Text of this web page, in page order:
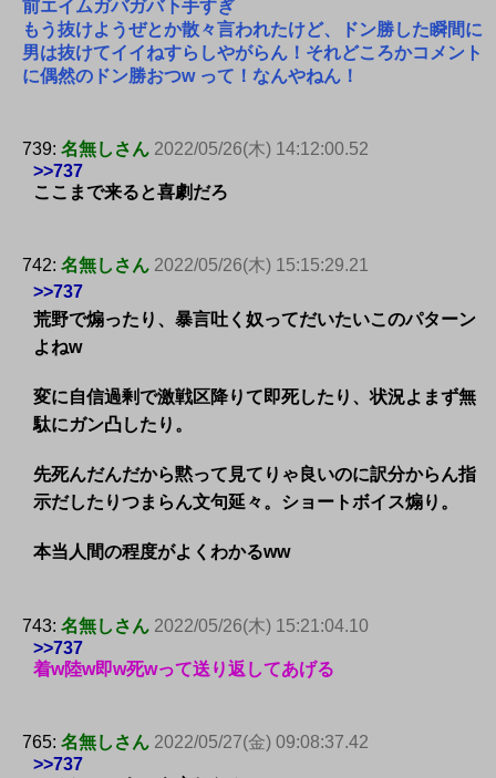
前エイムガバガバ下手すぎ
もう抜けようぜとか散々言われたけど、ドン勝した瞬間に
男は抜けてイイねすらしやがらん！それどころかコメント
に偶然のドン勝おつw って！なんやねん！
739: 名無しさん 2022/05/26(木) 14:12:00.52
>>737
ここまで来ると喜劇だろ
742: 名無しさん 2022/05/26(木) 15:15:29.21
>>737
荒野で煽ったり、暴言吐く奴ってだいたいこのパターン
よねw
変に自信過剰で激戦区降りて即死したり、状況よまず無
駄にガン凸したり。
先死んだんだから黙って見てりゃ良いのに訳分からん指
示だしたりつまらん文句延々。ショートボイス煽り。
本当人間の程度がよくわかるww
743: 名無しさん 2022/05/26(木) 15:21:04.10
>>737
着w陸w即w死wって送り返してあげる
765: 名無しさん 2022/05/27(金) 09:08:37.42
>>737